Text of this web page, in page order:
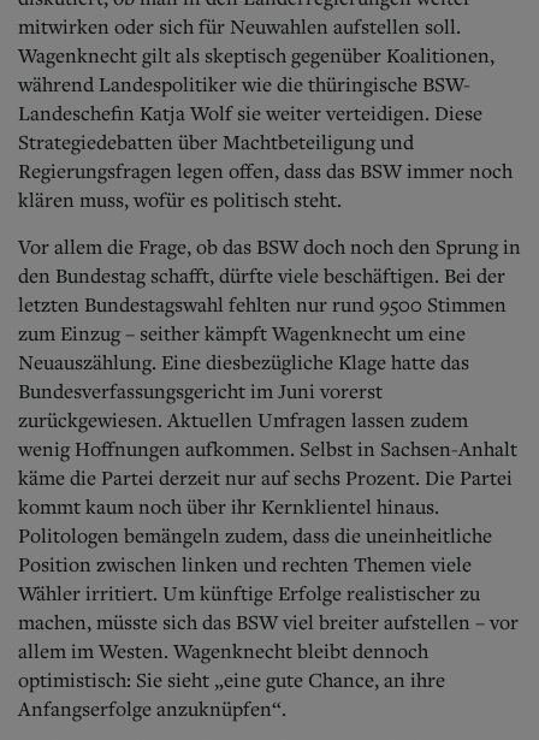
mitwirken oder sich für Neuwahlen aufstellen soll.
Wagenknecht gilt als skeptisch gegenüber Koalitionen,
während Landespolitiker wie die thüringische BSW-
Landeschefin Katja Wolf sie weiter verteidigen. Diese
Strategiedebatten über Machtbeteiligung und
Regierungsfragen legen offen, dass das BSW immer noch
klären muss, wofür es politisch steht.
Vor allem die Frage, ob das BSW doch noch den Sprung in
den Bundestag schafft, dürfte viele beschäftigen. Bei der
letzten Bundestagswahl fehlten nur rund 9500 Stimmen
zum Einzug – seither kämpft Wagenknecht um eine
Neuauszählung. Eine diesbezügliche Klage hatte das
Bundesverfassungsgericht im Juni vorerst
zurückgewiesen. Aktuellen Umfragen lassen zudem
wenig Hoffnungen aufkommen. Selbst in Sachsen-Anhalt
käme die Partei derzeit nur auf sechs Prozent. Die Partei
kommt kaum noch über ihr Kernklientel hinaus.
Politologen bemängeln zudem, dass die uneinheitliche
Position zwischen linken und rechten Themen viele
Wähler irritiert. Um künftige Erfolge realistischer zu
machen, müsste sich das BSW viel breiter aufstellen – vor
allem im Westen. Wagenknecht bleibt dennoch
optimistisch: Sie sieht „eine gute Chance, an ihre
Anfangserfolge anzuknüpfen“.